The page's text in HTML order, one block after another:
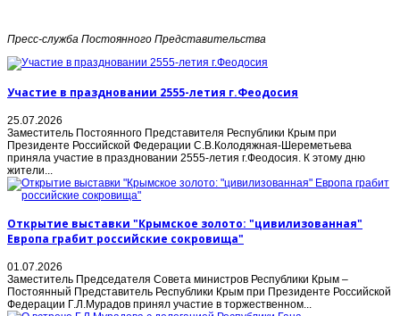
Пресс-служба Постоянного Представительства
Участие в праздновании 2555-летия г.Феодосия
25.07.2026
Заместитель Постоянного Представителя Республики Крым при
Президенте Российской Федерации С.В.Колодяжная-Шереметьева
приняла участие в праздновании 2555-летия г.Феодосия. К этому дню
жители...
Открытие выставки "Крымское золото: "цивилизованная"
Европа грабит российские сокровища"
01.07.2026
Заместитель Председателя Совета министров Республики Крым –
Постоянный Представитель Республики Крым при Президенте Российской
Федерации Г.Л.Мурадов принял участие в торжественном...